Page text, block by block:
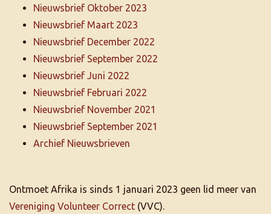
Nieuwsbrief Oktober 2023
Nieuwsbrief Maart 2023
Nieuwsbrief December 2022
Nieuwsbrief September 2022
Nieuwsbrief Juni 2022
Nieuwsbrief Februari 2022
Nieuwsbrief November 2021
Nieuwsbrief September 2021
Archief Nieuwsbrieven
Ontmoet Afrika is sinds 1 januari 2023 geen lid meer van
Vereniging Volunteer Correct (VVC).